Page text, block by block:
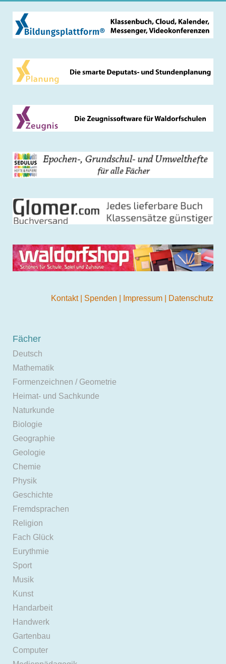
Kontakt Spenden Impressum Datenschutz
Fächer
Deutsch
Mathematik
Formenzeichnen / Geometrie
Heimat- und Sachkunde
Naturkunde
Biologie
Geographie
Geologie
Chemie
Physik
Geschichte
Fremdsprachen
Religion
Fach Glück
Eurythmie
Sport
Musik
Kunst
Handarbeit
Handwerk
Gartenbau
Computer